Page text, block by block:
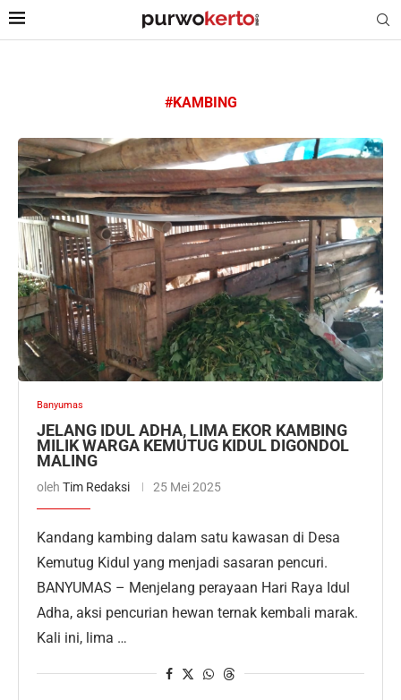
#KAMBING
Banyumas
JELANG IDUL ADHA, LIMA EKOR KAMBING
MILIK WARGA KEMUTUG KIDUL DIGONDOL
MALING
oleh Tim Redaksi 25 Mei 2025
Kandang kambing dalam satu kawasan di Desa
Kemutug Kidul yang menjadi sasaran pencuri.
BANYUMAS – Menjelang perayaan Hari Raya Idul
Adha, aksi pencurian hewan ternak kembali marak.
Kali ini, lima …